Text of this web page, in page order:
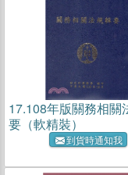
17.108年版關務相關
要（軟精裝）
到貨時通知我